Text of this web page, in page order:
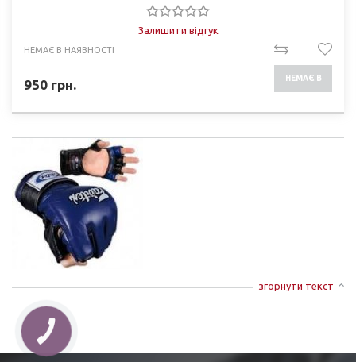
Залишити відгук
НЕМАЄ В НАЯВНОСТІ
950 грн. НЕМАЄ В
згорнути текст
КНОПКА
ЗВ'ЯЗКУ